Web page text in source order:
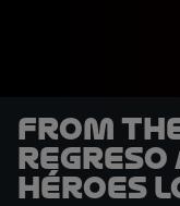
From
regreso
héroes